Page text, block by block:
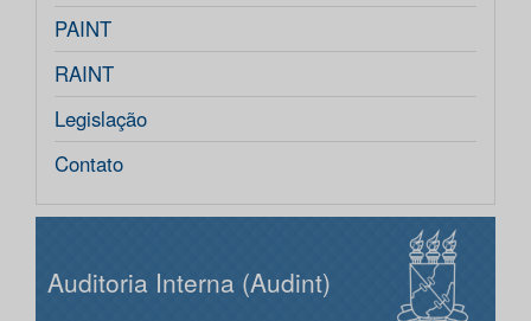
PAINT
RAINT
Legislação
Contato
Auditoria Interna (Audint)